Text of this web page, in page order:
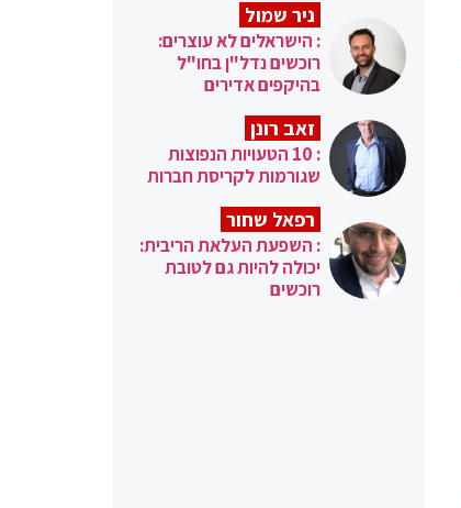
ניר שמול
: הישראלים לא עוצרים:
רוכשים נדל"ן בחו"ל
בהיקפים אדירים
זאב רונן
: 10 הטעויות הנפוצות
שגורמות לקריסת חברות
רפאל שחור
: השפעת העלאת הריבית:
יכולה להיות גם לטובת
רוכשים